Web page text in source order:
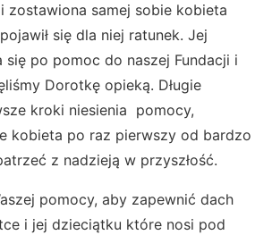
i zostawiona samej sobie kobieta
się dla niej ratunek. Jej
się po pomoc do naszej Fundacji i
Dorotkę opieką. Długie
kroki niesienia pomocy,
kobieta po raz pierwszy od bardzo
z nadzieją w przyszłość.
pomocy, aby zapewnić dach
i jej dzieciątku które nosi pod